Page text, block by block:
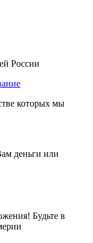
России
которых мы
деньги или
Будьте в